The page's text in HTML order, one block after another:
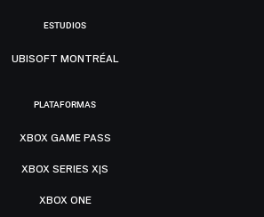
ESTUDIOS
UBISOFT MONTRÉAL
PLATAFORMAS
XBOX GAME PASS
XBOX SERIES X|S
XBOX ONE